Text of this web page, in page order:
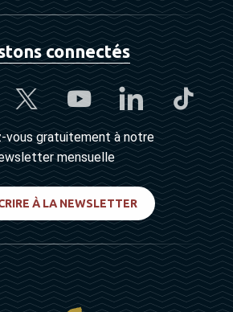
connectés
vous gratuitement à notre
mensuelle
À LA NEWSLETTER